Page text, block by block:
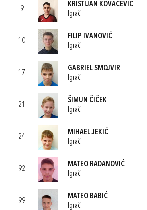
9
KRISTIJAN KOVAČEVIĆ
Igrač
10
FILIP IVANOVIĆ
Igrač
17
GABRIEL SMOJVIR
Igrač
21
ŠIMUN ČIČEK
Igrač
24
MIHAEL JEKIĆ
Igrač
92
MATEO RADANOVIĆ
Igrač
99
MATEO BABIĆ
Igrač